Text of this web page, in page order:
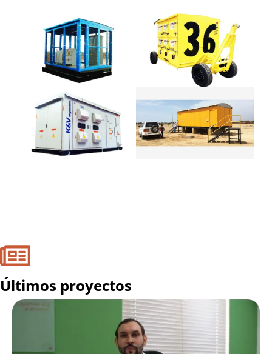
Últimos proyectos